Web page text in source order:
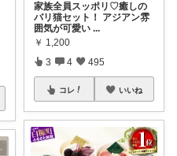
家族全員スッポリ♡癒しの
バリ猫セット！ アジアン雰
囲気が可愛い ...
￥ 1,200
3 4 495
コレ いいね